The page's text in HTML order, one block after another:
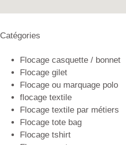
Catégories
Flocage casquette / bonnet
Flocage gilet
Flocage ou marquage polo
flocage textile
Flocage textile par métiers
Flocage tote bag
Flocage tshirt